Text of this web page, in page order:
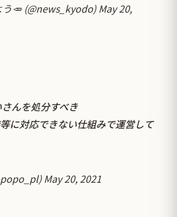
🥕 (@news_kyodo)May 20,
んを処分すべき
に対応できない仕組みで運営して
May 20, 2021